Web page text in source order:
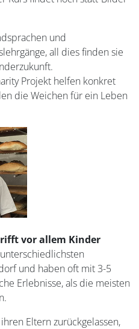
und
all dies finden sie
Projekt helfen konkret
die Weichen für ein Leben
vor allem Kinder
und haben oft mit 3-5
Erlebnisse, als die meisten
Eltern zurückgelassen,